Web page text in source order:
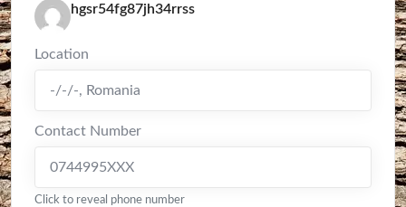
hgsr54fg87jh34rrss
Location
-/-/-, Romania
Contact Number
0744995XXX
Click to reveal phone number